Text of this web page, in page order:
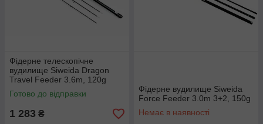
Фідерне телескопічне
вудилище Siweida Dragon
Travel Feeder 3.6m, 120g
Готово до відправки
1 283 ₴
Фідерне вудилище Siweida
Force Feeder 3.0m 3+2, 150g
Немає в наявності